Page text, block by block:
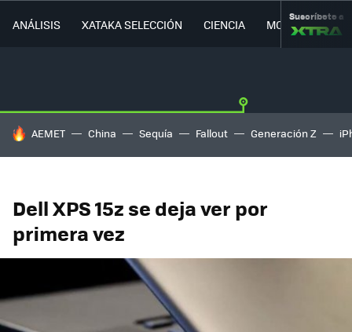
ANÁLISIS XATAKA SELECCIÓN CIENCIA MOVILIDAD
Suscríbete a
HOY SE HABLA DE
AEMET China Sequía Fallout Generación Z
Dell XPS 15z se deja ver por
primera vez